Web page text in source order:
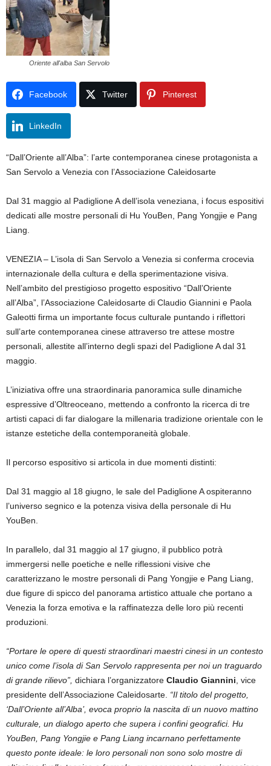
Oriente all'alba San Servolo
Facebook Twitter Pinterest
LinkedIn
“Dall’Oriente all’Alba”: l’arte contemporanea cinese protagonista a
San Servolo a Venezia con l’Associazione Caleidosarte
Dal 31 maggio al Padiglione A dell’isola veneziana, i focus espositivi
dedicati alle mostre personali di Hu YouBen, Pang Yongjie e Pang
Liang.
VENEZIA – L’isola di San Servolo a Venezia si conferma crocevia
internazionale della cultura e della sperimentazione visiva.
Nell’ambito del prestigioso progetto espositivo “Dall’Oriente
all’Alba”, l’Associazione Caleidosarte di Claudio Giannini e Paola
Galeotti firma un importante focus culturale puntando i riflettori
sull’arte contemporanea cinese attraverso tre attese mostre
personali, allestite all’interno degli spazi del Padiglione A dal 31
maggio.
L’iniziativa offre una straordinaria panoramica sulle dinamiche
espressive d’Oltreoceano, mettendo a confronto la ricerca di tre
artisti capaci di far dialogare la millenaria tradizione orientale con le
istanze estetiche della contemporaneità globale.
Il percorso espositivo si articola in due momenti distinti:
Dal 31 maggio al 18 giugno, le sale del Padiglione A ospiteranno
l’universo segnico e la potenza visiva della personale di Hu
YouBen.
In parallelo, dal 31 maggio al 17 giugno, il pubblico potrà
immergersi nelle poetiche e nelle riflessioni visive che
caratterizzano le mostre personali di Pang Yongjie e Pang Liang,
due figure di spicco del panorama artistico attuale che portano a
Venezia la forza emotiva e la raffinatezza delle loro più recenti
produzioni.
“Portare le opere di questi straordinari maestri cinesi in un contesto
unico come l’isola di San Servolo rappresenta per noi un traguardo
di grande rilievo”, dichiara l’organizzatore Claudio Giannini , vice
presidente dell’Associazione Caleidosarte. “Il titolo del progetto,
‘Dall’Oriente all’Alba’, evoca proprio la nascita di un nuovo mattino
culturale, un dialogo aperto che supera i confini geografici. Hu
YouBen, Pang Yongjie e Pang Liang incarnano perfettamente
questo ponte ideale: le loro personali non sono solo mostre di